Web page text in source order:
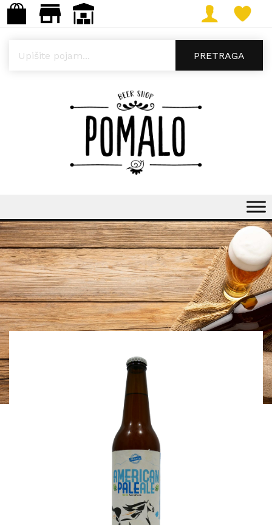
PRETRAGA